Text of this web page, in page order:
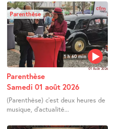
1 h 60 min
Parenthèse
01 Août 2026
Parenthèse
Samedi 01 août 2026
(Parenthèse) c’est deux heures de
musique, d’actualité...